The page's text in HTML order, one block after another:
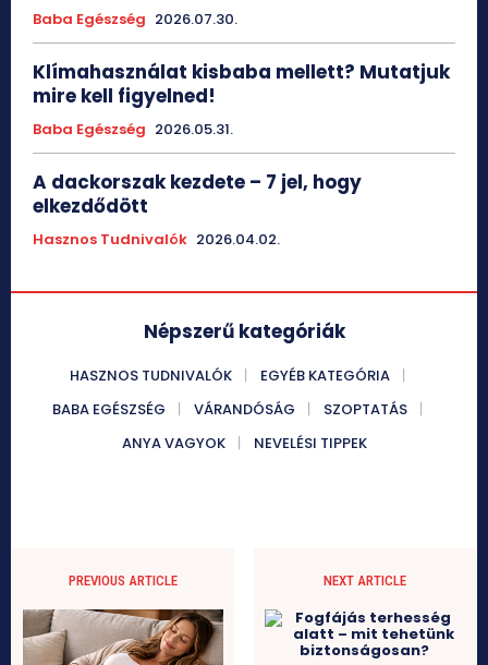
Baba Egészség 2026.07.30.
Klímahasználat kisbaba mellett? Mutatjuk
mire kell figyelned!
Baba Egészség 2026.05.31.
A dackorszak kezdete – 7 jel, hogy
elkezdődött
Hasznos Tudnivalók 2026.04.02.
Népszerű kategóriák
HASZNOS TUDNIVALÓK
EGYÉB KATEGÓRIA
BABA EGÉSZSÉG
VÁRANDÓSÁG
SZOPTATÁS
ANYA VAGYOK
NEVELÉSI TIPPEK
PREVIOUS ARTICLE NEXT ARTICLE